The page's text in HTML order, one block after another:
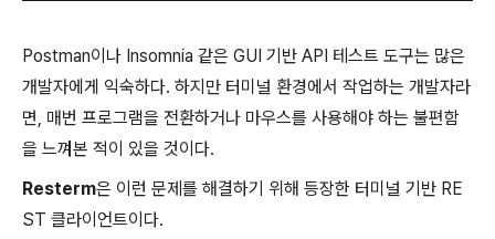
Postman이나 Insomnia 같은 GUI 기반 API 테스트 도구는 많은
개발자에게 익숙하다. 하지만 터미널 환경에서 작업하는 개발자라
면, 매번 프로그램을 전환하거나 마우스를 사용해야 하는 불편함
을 느껴본 적이 있을 것이다.
Resterm은 이런 문제를 해결하기 위해 등장한 터미널 기반 RE
ST 클라이언트이다.